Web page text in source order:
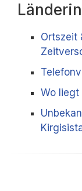
Ortszeit
Wo liegt